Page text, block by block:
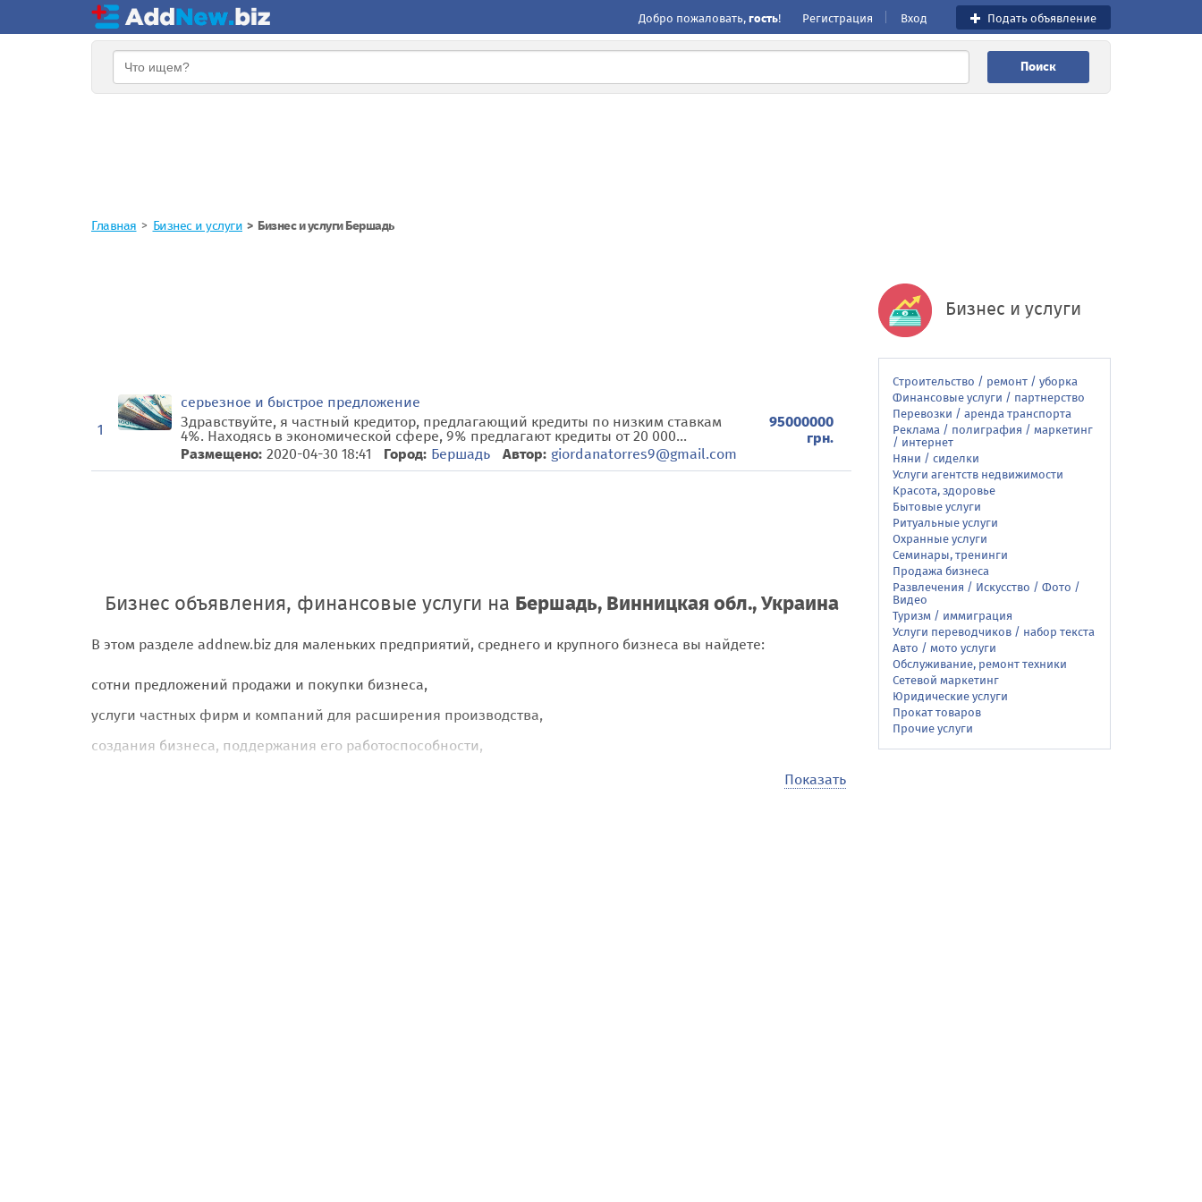
Добро пожаловать, гость! Регистрация Вход Подать объявление
Поиск
Главная Бизнес и услуги Бизнес и услуги Бершадь
1
серьезное и быстрое предложение
Здравствуйте, я частный кредитор, предлагающий кредиты по низким ставкам
4%. Находясь в экономической сфере, 9% предлагают кредиты от 20 000...
Размещено: 2020-04-30 18:41 Город: Бершадь Автор: giordanatorres9@gmail.com
95000000
грн.
Бизнес объявления, финансовые услуги на Бершадь, Винницкая обл., Украина
В этом разделе addnew.biz для маленьких предприятий, среднего и крупного бизнеса вы найдете:
сотни предложений продажи и покупки бизнеса,
услуги частных фирм и компаний для расширения производства,
создания бизнеса, поддержания его работоспособности,
помощь с документами и отчетами, бухгалтерией, их оформление для оптовых покупок и организации
Показать
Бизнес и услуги
Строительство / ремонт / уборка
Финансовые услуги / партнерство
Перевозки / аренда транспорта
Реклама / полиграфия / маркетинг
/ интернет
Няни / сиделки
Услуги агентств недвижимости
Красота, здоровье
Бытовые услуги
Ритуальные услуги
Охранные услуги
Семинары, тренинги
Продажа бизнеса
Развлечения / Искусство / Фото /
Видео
Туризм / иммиграция
Услуги переводчиков / набор текста
Авто / мото услуги
Обслуживание, ремонт техники
Сетевой маркетинг
Юридические услуги
Прокат товаров
Прочие услуги